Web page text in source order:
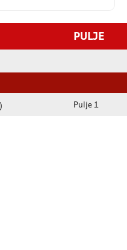
PULJE
Pulje 1